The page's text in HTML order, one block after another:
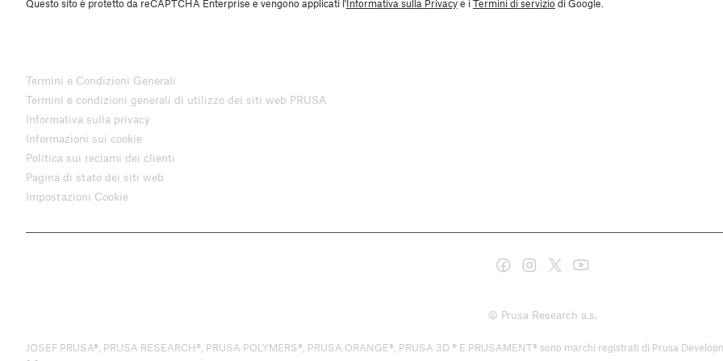
Questo sito è protetto da reCAPTCHA Enterprise e vengono applicati l'Informativa sulla Privacye iTermini di serviziodi Google.
Termini e Condizioni Generali
Termini e condizioni generali di utilizzo dei siti web PRUSA
Informativa sulla privacy
Informazioni sui cookie
Politica sui reclami dei clienti
Pagina di stato dei siti web
Impostazioni Cookie
© Prusa Research a.s.
JOSEF PRUSA®, PRUSA RESEARCH®, PRUSA POLYMERS®, PRUSA ORANGE®, PRUSA 3D ® E PRUSAMENT® sono marchi registrati di Prusa